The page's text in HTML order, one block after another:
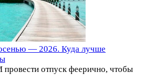
— 2026. Куда лучше
отпуск феерично, чтобы